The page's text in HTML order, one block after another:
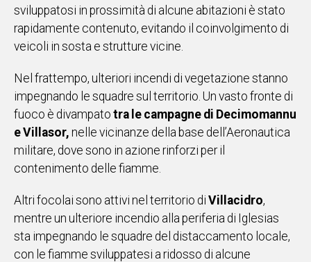
sviluppatosi in prossimità di alcune abitazioni è stato
rapidamente contenuto, evitando il coinvolgimento di
veicoli in sosta e strutture vicine.
Nel frattempo, ulteriori incendi di vegetazione stanno
impegnando le squadre sul territorio. Un vasto fronte di
fuoco è divampato tra le campagne di Decimomannu
e Villasor, nelle vicinanze della base dell’Aeronautica
militare, dove sono in azione rinforzi per il
contenimento delle fiamme.
Altri focolai sono attivi nel territorio di Villacidro,
mentre un ulteriore incendio alla periferia di Iglesias
sta impegnando le squadre del distaccamento locale,
con le fiamme sviluppatesi a ridosso di alcune